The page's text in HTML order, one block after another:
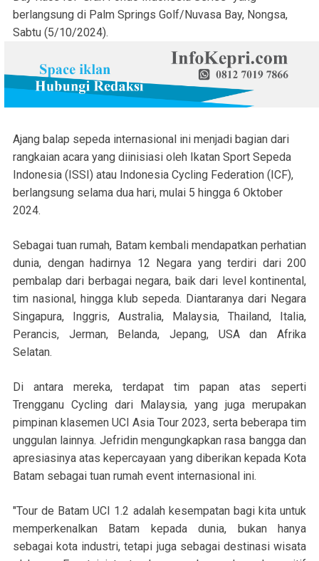
berlangsung di Palm Springs Golf/Nuvasa Bay, Nongsa,
Sabtu (5/10/2024).
Ajang balap sepeda internasional ini menjadi bagian dari
rangkaian acara yang diinisiasi oleh Ikatan Sport Sepeda
Indonesia (ISSI) atau Indonesia Cycling Federation (ICF),
berlangsung selama dua hari, mulai 5 hingga 6 Oktober
2024.
Sebagai tuan rumah, Batam kembali mendapatkan perhatian
dunia, dengan hadirnya 12 Negara yang terdiri dari 200
pembalap dari berbagai negara, baik dari level kontinental,
tim nasional, hingga klub sepeda. Diantaranya dari Negara
Singapura, Inggris, Australia, Malaysia, Thailand, Italia,
Perancis, Jerman, Belanda, Jepang, USA dan Afrika
Selatan.
Di antara mereka, terdapat tim papan atas seperti
Trengganu Cycling dari Malaysia, yang juga merupakan
pimpinan klasemen UCI Asia Tour 2023, serta beberapa tim
unggulan lainnya. Jefridin mengungkapkan rasa bangga dan
apresiasinya atas kepercayaan yang diberikan kepada Kota
Batam sebagai tuan rumah event internasional ini.
"Tour de Batam UCI 1.2 adalah kesempatan bagi kita untuk
memperkenalkan Batam kepada dunia, bukan hanya
sebagai kota industri, tetapi juga sebagai destinasi wisata